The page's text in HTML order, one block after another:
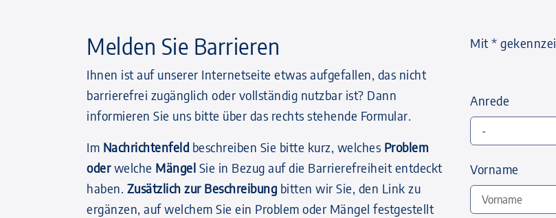
Melden Sie Barrieren
Ihnen ist auf unserer Internetseite etwas aufgefallen, das nicht
barrierefrei zugänglich oder vollständig nutzbar ist? Dann
informieren Sie uns bitte über das rechts stehende Formular.
Im Nachrichtenfeld beschreiben Sie bitte kurz, welches Problem
oderwelche Mängel Sie in Bezug auf die Barrierefreiheit entdeckt
haben. Zusätzlich zur Beschreibung bitten wir Sie, den Link zu
ergänzen, auf welchem Sie ein Problem oder Mängel festgestellt
Mit *
Anrede
Vorname